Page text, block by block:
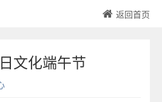
返回首页
文化端午节